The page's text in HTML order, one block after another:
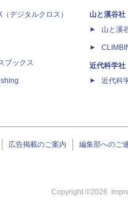
（デジタルクロス）
ブックス
山と溪谷社
山と溪
近代科学社
近代科
広告掲載のご案内 編集部へのご
Copyright ©2026